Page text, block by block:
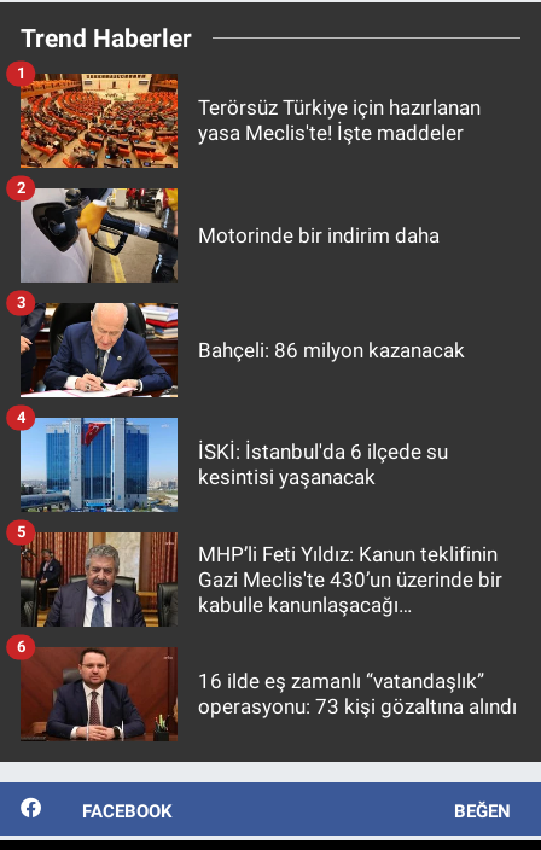
Trend Haberler
Terörsüz Türkiye için hazırlanan
yasa Meclis'te! İşte maddeler
1
Motorinde bir indirim daha
2
Bahçeli: 86 milyon kazanacak
3
İSKİ: İstanbul'da 6 ilçede su
kesintisi yaşanacak
4
MHP’li Feti Yıldız: Kanun teklifinin
Gazi Meclis'te 430’un üzerinde bir
kabulle kanunlaşacağı
5
16 ilde eş zamanlı “vatandaşlık”
operasyonu: 73 kişi gözaltına alındı
6
FACEBOOK BEĞEN